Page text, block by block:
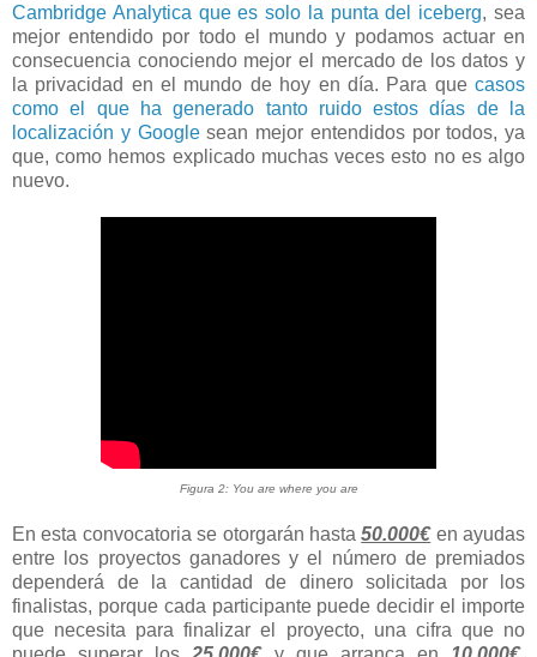
Cambridge Analytica que es solo la punta del iceberg, sea
mejor entendido por todo el mundo y podamos actuar en
consecuencia conociendo mejor el mercado de los datos y
la privacidad en el mundo de hoy en día. Para que casos
como el que ha generado tanto ruido estos días de la
localización y Googlesean mejor entendidos por todos, ya
que, como hemos explicado muchas veces esto no es algo
nuevo.
Figura 2: You are where you are
En esta convocatoria se otorgarán hasta50.000€en ayudas
entre los proyectos ganadores y el número de premiados
dependerá de la cantidad de dinero solicitada por los
finalistas, porque cada participante puede decidir el importe
que necesita para finalizar el proyecto, una cifra que no